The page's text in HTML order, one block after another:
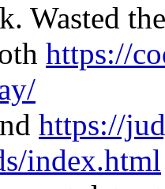
Wasted
https://
https://
index.html